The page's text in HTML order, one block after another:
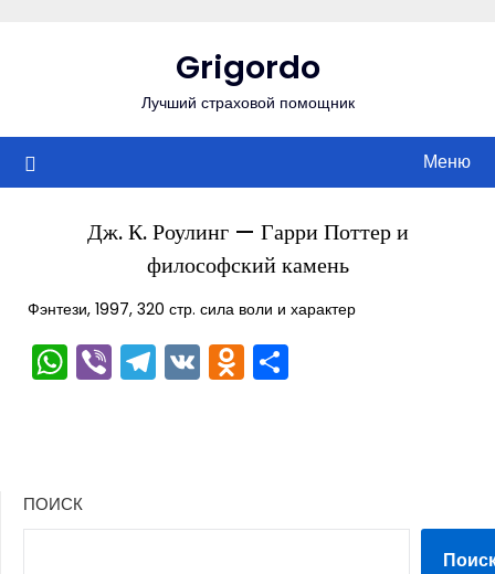
Grigordo
Лучший страховой помощник
Меню
Дж. К. Роулинг — Гарри Поттер и
философский камень
Фэнтези, 1997, 320 стр. сила воли и характер
WhatsApp
ViberTelegram
VKOdnoklassniki
ПОИСК